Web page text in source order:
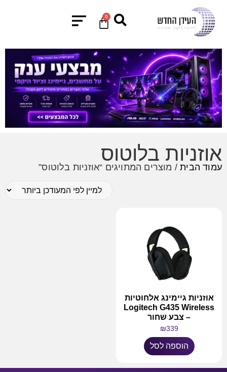
0
אוזניות בלוטוס
עמוד הבית/ מוצרים המתויגים “אוזניות בלוטוס”
אוזניות גיימינג אלחוטיות
Logitech G435 Wireless
– צבע שחור
₪339
הוספה לסל